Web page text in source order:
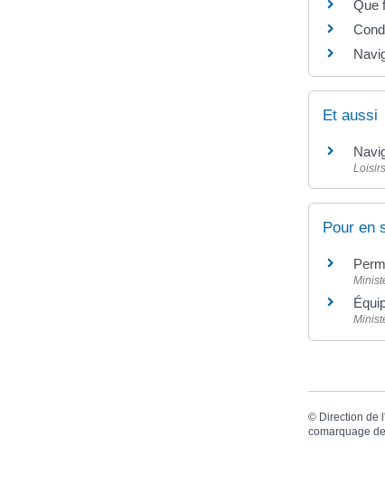
Que
Et aussi
Pour en
© Direction de
comarquage